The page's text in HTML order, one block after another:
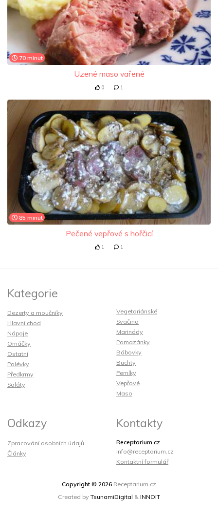
70 minut
Uzené maso vařené
0 1
85 minut
Pečené vepřové s hořčicí
1 1
Kategorie
Dezerty a moučníky
Hlavní chod
Nápoje
Omáčky
Ostatní
Polévky
Předkrmy
Saláty
Vegetariánské
Svačina
Marinády
Pomazánky
Bábovky
Buchty
Perníky
Vepřové
Maso
Odkazy
Zpracování osobních údajů
Články
Kontakty
Receptarium.cz
info@receptarium.cz
Kontaktní formulář
Copyright © 2026 Receptarium.cz
Created byTsunamiDigital & INNOIT